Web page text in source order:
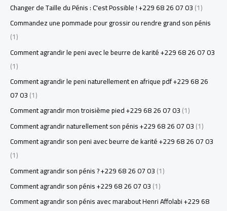
Changer de Taille du Pénis : C'est Possible ! +229 68 26 07 03(1)
Commandez une pommade pour grossir ou rendre grand son pénis
(1)
Comment agrandir le peni avec le beurre de karité +229 68 26 07 03
(1)
Comment agrandir le peni naturellement en afrique pdf +229 68 26
07 03(1)
Comment agrandir mon troisième pied +229 68 26 07 03(1)
Comment agrandir naturellement son pénis +229 68 26 07 03(1)
Comment agrandir son peni avec beurre de karité +229 68 26 07 03
(1)
Comment agrandir son pénis ? +229 68 26 07 03(1)
Comment agrandir son pénis +229 68 26 07 03(1)
Comment agrandir son pénis avec marabout Henri Affolabi +229 68